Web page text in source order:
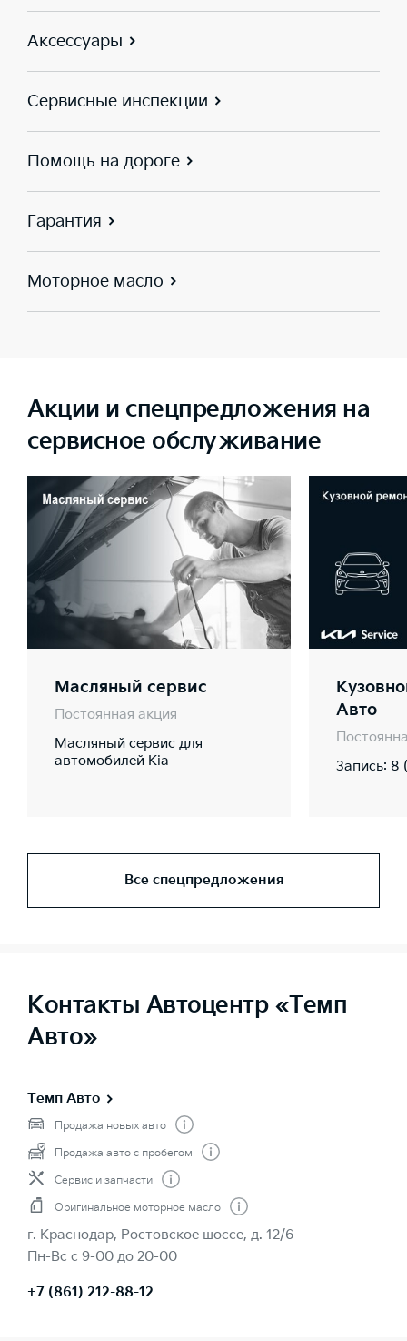
Аксессуары
Сервисные инспекции
Помощь на дороге
Гарантия
Моторное масло
Акции и спецпредложения на
сервисное обслуживание
Масляный сервис
Постоянная акция
Масляный сервис для
автомобилей Kia
Авто
Запись: 8
Все спецпредложения
Контакты Автоцентр «Темп
Авто»
Темп Авто
Продажа новых авто
Продажа авто с пробегом
Сервис и запчасти
Оригинальное моторное масло
г. Краснодар, Ростовское шоссе, д. 12/6
Пн-Вс с 9-00 до 20-00
+7 (861) 212-88-12